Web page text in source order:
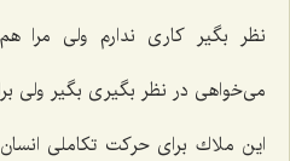
نظر بگیر كاری ندارم ولی مرا
می‌خواهی در نظر بگیری بگیر ولی
این ملاك برای حركت تكاملی